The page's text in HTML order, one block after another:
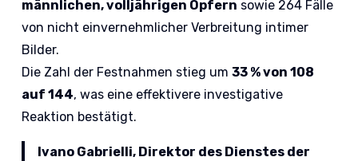
männlichen, volljährigen Opfern sowie 264 Fälle
von nicht einvernehmlicher Verbreitung intimer
Bilder.
Die Zahl der Festnahmen stieg um33 % von 108
auf 144, was eine effektivere investigative
Reaktion bestätigt.
Ivano Gabrielli, Direktor des Dienstes der